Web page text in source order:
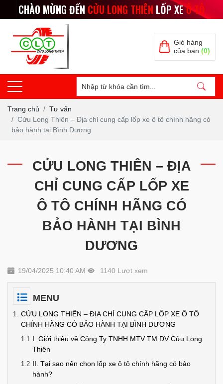
CHÀO MỪNG ĐẾN CỬU LONG THIÊN LỐP XEÔ TÔ
Giỏ hàng
của bạn (0)
Trang chủ
Tư vấn
Cửu Long Thiên – Địa chỉ cung cấp lốp xe ô tô chính hãng có
bảo hành tại Bình Dương
CỬU LONG THIÊN – ĐỊA
CHỈ CUNG CẤP LỐP XE
Ô TÔ CHÍNH HÃNG CÓ
BẢO HÀNH TẠI BÌNH
DƯƠNG
19/04/2025 10:40 AM 1140 Lượt xem
MENU
CỬU LONG THIÊN – ĐỊA CHỈ CUNG CẤP LỐP XE Ô TÔ
CHÍNH HÃNG CÓ BẢO HÀNH TẠI BÌNH DƯƠNG
I. Giới thiệu về Công Ty TNHH MTV TM DV Cửu Long
Thiên
II. Tại sao nên chọn lốp xe ô tô chính hãng có bảo
hành?